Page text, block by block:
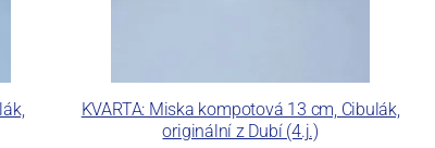
KVARTA: Miska kompotová 13 cm, Cibulák,
originální z Dubí (4.j.)